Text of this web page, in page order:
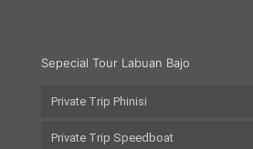
Sepecial Tour Labuan Bajo
Private Trip Phinisi
Private Trip Speedboat